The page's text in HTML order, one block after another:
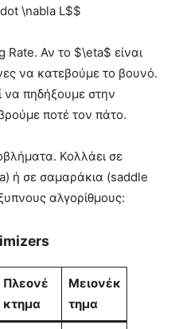
\nabla L$$
Rate. Αν το $\eta$ είναι
να κατεβούμε το βουνό.
να πηδήξουμε στην
ποτέ τον πάτο.
Κολλάει σε
ή σε σαμαράκια (saddle
αλγορίθμους:
Πλεονέ
κτημα
Μειονέκ
τημα